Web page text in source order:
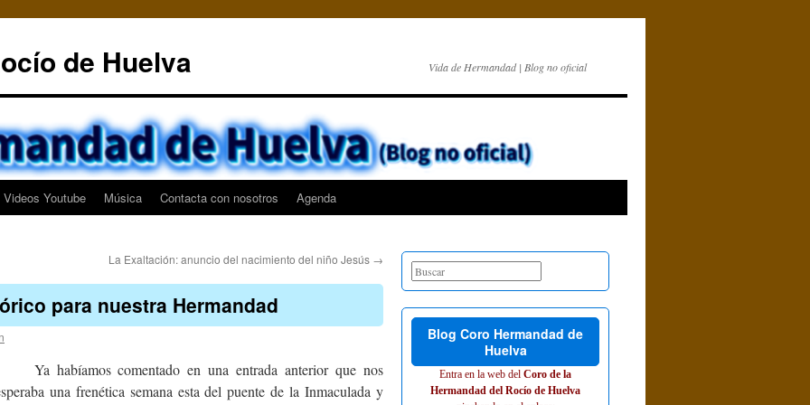
de Huelva Vida de Hermandad | Blog no oficial
Videos Youtube Música Contacta con nosotros Agenda
La Exaltación: anuncio del nacimiento del niño Jesús →
para nuestra Hermandad
Ya habíamos comentado en una entrada anterior que nos
una frenética semana esta del puente de la Inmaculada y
Blog Coro Hermandad de
Huelva
Entra en la web del Coro de la
Hermandad del Rocío de Huelva